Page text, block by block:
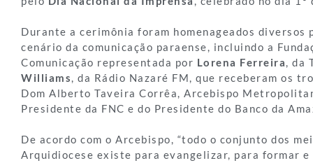
Durante a cerimônia foram homenageados diversos
cenário da comunicação paraense, incluindo a
Comunicação representada por Lorena Ferreira, da
Williams, da Rádio Nazaré FM, que receberam os
Dom Alberto Taveira Corrêa, Arcebispo
Presidente da FNC e do Presidente do Banco da
De acordo com o Arcebispo, “todo o conjunto dos
Arquidiocese existe para evangelizar, para formar